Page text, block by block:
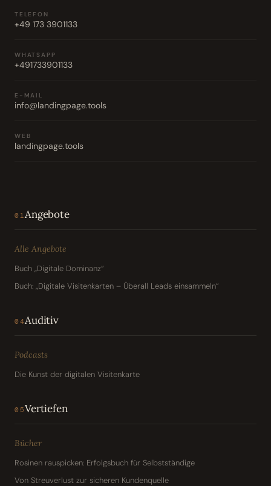
TELEFON
+49 173 3901133
WHATSAPP
+491733901133
E-MAIL
info@landingpage.tools
WEB
landingpage.tools
01Angebote
Alle Angebote
Buch „Digitale Dominanz“
Buch: „Digitale Visitenkarten – Überall Leads einsammeln“
04Auditiv
Podcasts
Die Kunst der digitalen Visitenkarte
05Vertiefen
Bücher
Rosinen rauspicken: Erfolgsbuch für Selbstständige
Von Streuverlust zur sicheren Kundenquelle